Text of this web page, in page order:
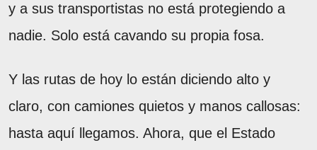
y a sus transportistas no está protegiendo a
nadie. Solo está cavando su propia fosa.
Y las rutas de hoy lo están diciendo alto y
claro, con camiones quietos y manos callosas:
hasta aquí llegamos. Ahora, que el Estado